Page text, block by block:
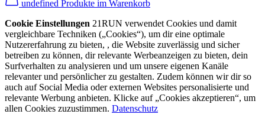
undefined Produkte im Warenkorb
Cookie Einstellungen 21RUN verwendet Cookies und damit
vergleichbare Techniken („Cookies“), um dir eine optimale
Nutzererfahrung zu bieten, , die Website zuverlässig und sicher
betreiben zu können, dir relevante Werbeanzeigen zu bieten, dein
Surfverhalten zu analysieren und um unsere eigenen Kanäle
relevanter und persönlicher zu gestalten. Zudem können wir dir so
auch auf Social Media oder externen Websites personalisierte und
relevante Werbung anbieten. Klicke auf „Cookies akzeptieren“, um
allen Cookies zuzustimmen. Datenschutz